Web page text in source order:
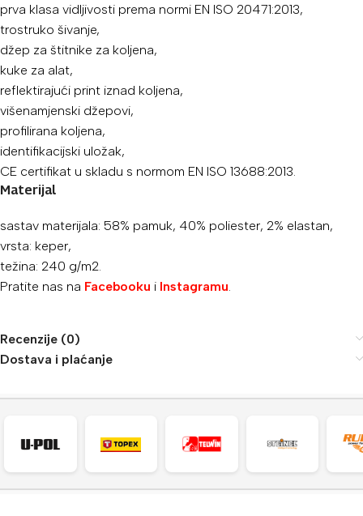
prva klasa vidljivosti prema normi EN ISO 20471:2013,
trostruko šivanje,
džep za štitnike za koljena,
kuke za alat,
reflektirajući print iznad koljena,
višenamjenski džepovi,
profilirana koljena,
identifikacijski uložak,
CE certifikat u skladu s normom EN ISO 13688:2013.
Materijal
sastav materijala: 58% pamuk, 40% poliester, 2% elastan,
vrsta: keper,
težina: 240 g/m2.
Pratite nas na Facebooku i Instagramu
Recenzije (0)
Dostava i plaćanje